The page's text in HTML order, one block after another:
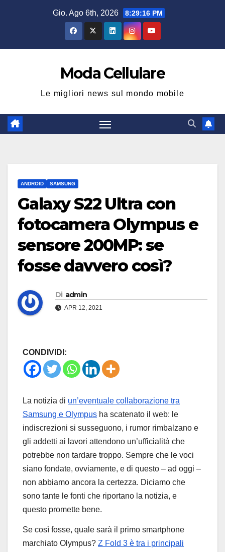
Gio. Ago 6th, 2026 8:29:16 PM
Moda Cellulare
Le migliori news sul mondo mobile
ANDROID SAMSUNG
Galaxy S22 Ultra con
fotocamera Olympus e
sensore 200MP: se
fosse davvero così?
Di admin
APR 12, 2021
CONDIVIDI:
La notizia di un’eventuale collaborazione tra
Samsung e Olympus ha scatenato il web: le
indiscrezioni si susseguono, i rumor rimbalzano e
gli addetti ai lavori attendono un’ufficialità che
potrebbe non tardare troppo. Sempre che le voci
siano fondate, ovviamente, e di questo – ad oggi –
non abbiamo ancora la certezza. Diciamo che
sono tante le fonti che riportano la notizia, e
questo promette bene.
Se così fosse, quale sarà il primo smartphone
marchiato Olympus? Z Fold 3 è tra i principali